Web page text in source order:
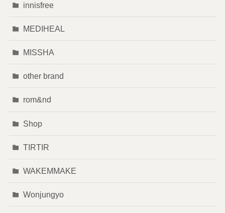
innisfree
MEDIHEAL
MISSHA
other brand
rom&nd
Shop
TIRTIR
WAKEMMAKE
Wonjungyo